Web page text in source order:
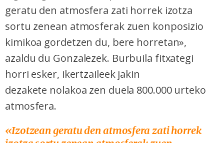
geratu den atmosfera zati horrek izotza
sortu zenean atmosferak zuen konposizio
kimikoa gordetzen du, bere horretan»,
azaldu du Gonzalezek. Burbuila fitxategi
horri esker, ikertzaileek jakin
dezakete nolakoa zen duela 800.000 urteko
atmosfera.
«Izotzean geratu den atmosfera zati horrek